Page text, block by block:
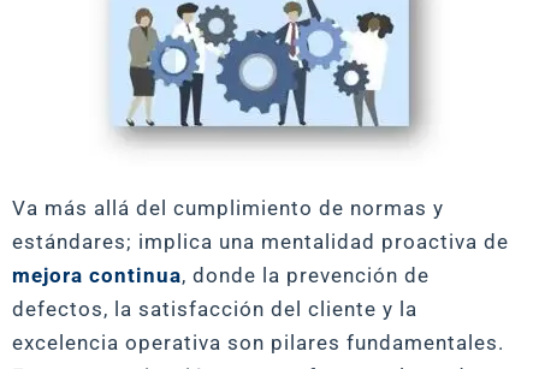
Va más allá del cumplimiento de normas y
estándares; implica una mentalidad proactiva de
mejora continua, donde la prevención de
defectos, la satisfacción del cliente y la
excelencia operativa son pilares fundamentales.